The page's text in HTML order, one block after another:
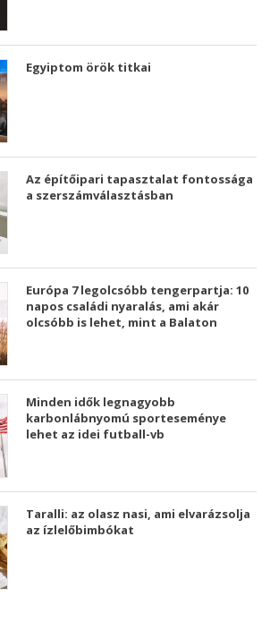
Egyiptom örök titkai
Az építőipari tapasztalat fontossága
a szerszámválasztásban
Európa 7 legolcsóbb tengerpartja: 10
napos családi nyaralás, ami akár
olcsóbb is lehet, mint a Balaton
Minden idők legnagyobb
karbonlábnyomú sporteseménye
lehet az idei futball-vb
Taralli: az olasz nasi, ami elvarázsolja
az ízlelőbimbókat